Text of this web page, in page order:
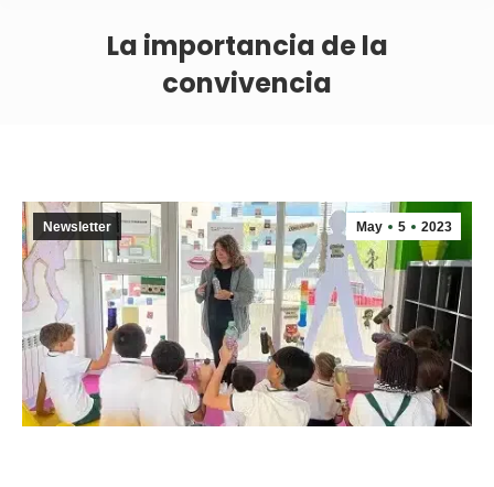
La importancia de la
convivencia
May 5 2023
Newsletter